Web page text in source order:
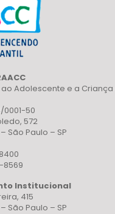
Adolescente e a
0001-50
572
São Paulo – SP
8569
Institucional
415
São Paulo – SP